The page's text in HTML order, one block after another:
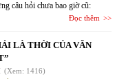
câu hỏi chưa bao giờ cũ:
Đọc thêm
LÀ THỜI CỦA VĂN
(Xem: 1416)